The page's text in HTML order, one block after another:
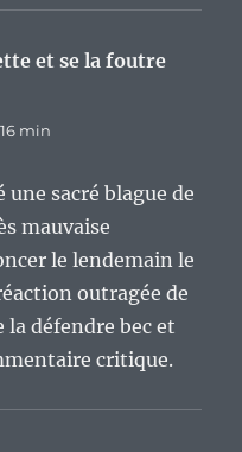
et se la foutre
min
une sacré blague de
mauvaise
le lendemain le
outragée de
la défendre bec et
critique.